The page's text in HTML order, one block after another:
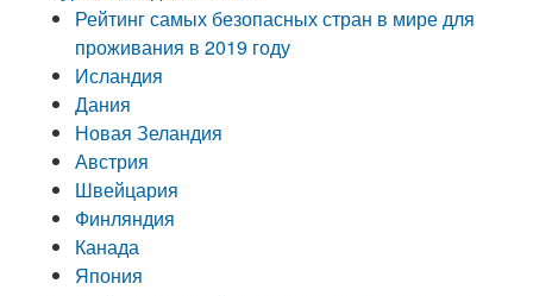
Рейтинг самых безопасных стран в мире для
проживания в 2019 году
Исландия
Дания
Новая Зеландия
Австрия
Швейцария
Финляндия
Канада
Япония